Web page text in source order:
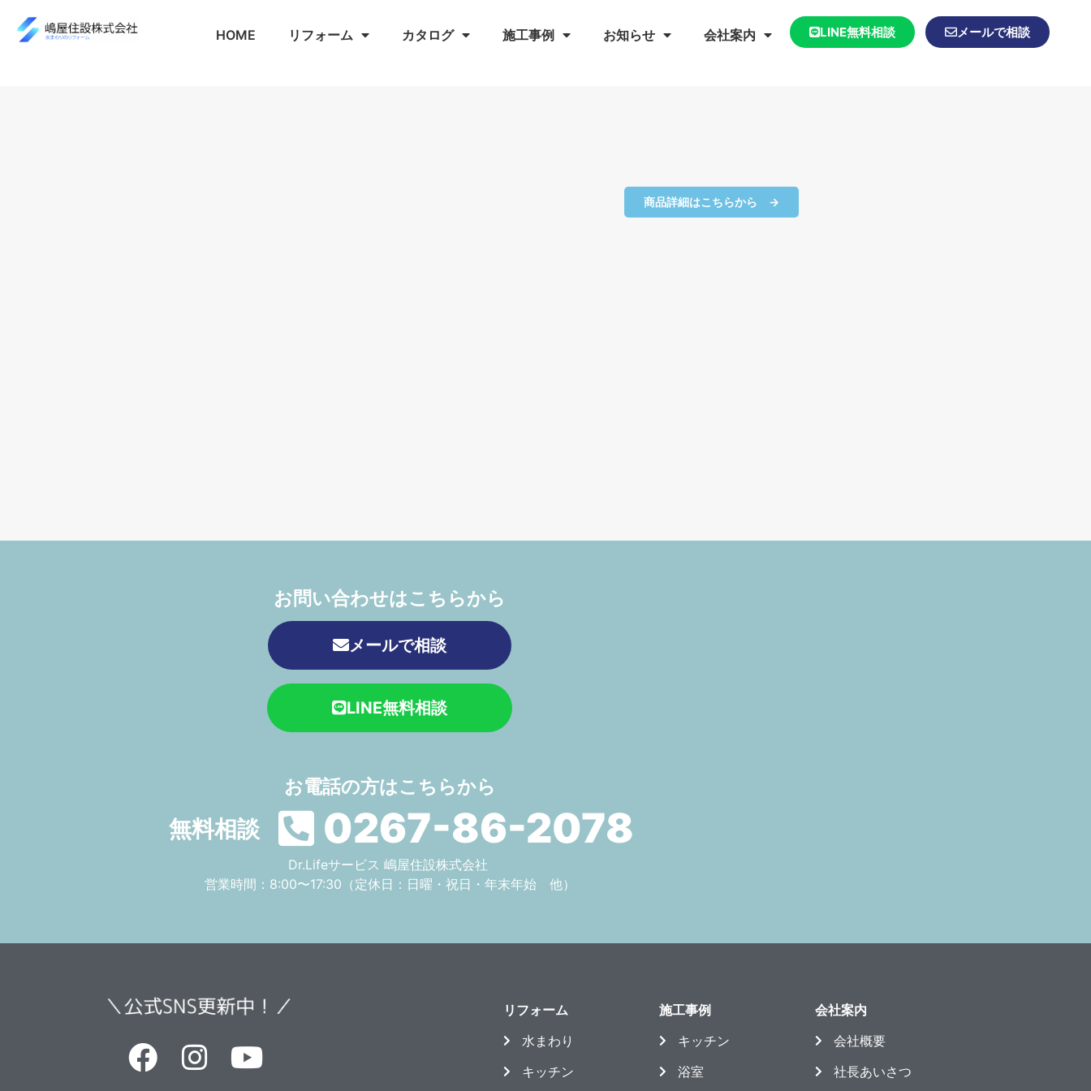
HOME リフォーム カタログ 施工事例 お知らせ 会社案内 LINE無料相談 メールで相談
商品詳細はこちらから →
お問い合わせはこちらから
メールで相談
LINE無料相談
お電話の方はこちらから
無料相談 0267-86-2078
Dr.Lifeサービス 嶋屋住設株式会社
営業時間：8:00〜17:30 （定休日：日曜・祝日・年末年始 他）
リフォーム
水まわり
キッチン
施工事例
キッチン
浴室
会社案内
会社概要
社長あいさつ